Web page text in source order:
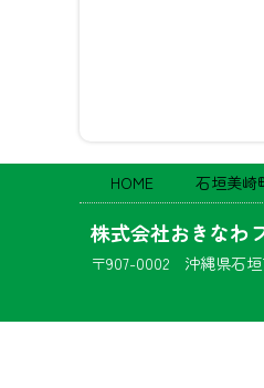
HOME 石垣美崎
株式会社おきなわ
〒907-0002 沖縄県石